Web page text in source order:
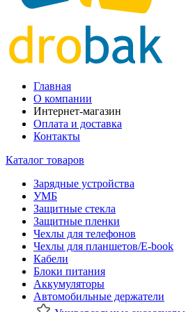
Главная
О компании
Интернет-магазин
Оплата и доставка
Контакты
Каталог товаров
Зарядные устройства
УМБ
Защитные стекла
Защитные пленки
Чехлы для телефонов
Чехлы для планшетов/E-book
Кабели
Блоки питания
Аккумуляторы
Автомобильные держатели